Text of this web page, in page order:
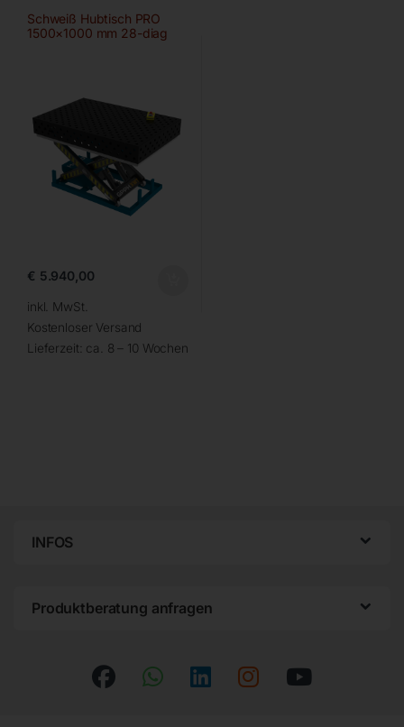
Schweiß Hubtisch PRO
1500×1000 mm 28-diag
€ 5.940,00
inkl. MwSt.
Kostenloser Versand
Lieferzeit: ca. 8 – 10 Wochen
INFOS
Produktberatung anfragen